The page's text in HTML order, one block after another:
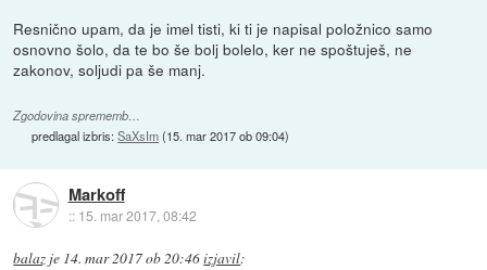
Resnično upam, da je imel tisti, ki ti je napisal položnico samo
osnovno šolo, da te bo še bolj bolelo, ker ne spoštuješ, ne
zakonov, soljudi pa še manj.
Zgodovina sprememb…
predlagal izbris:SaXsIm(15. mar 2017 ob 09:04)
Markoff
:: 15. mar 2017, 08:42
balaz je 14. mar 2017 ob 20:46izjavil: